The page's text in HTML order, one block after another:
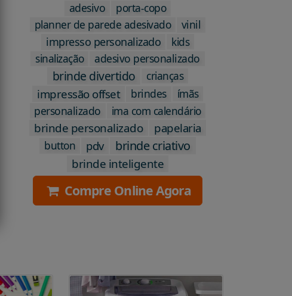
adesivo
porta-copo
planner de parede adesivado
vinil
impresso personalizado
kids
sinalização
adesivo personalizado
brinde divertido crianças
impressão offset brindes
ímãs
personalizado
ima com calendário
brinde personalizado papelaria
button pdv brinde criativo
brinde inteligente
Compre Online Agora